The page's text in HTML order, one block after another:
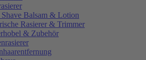
Balsam & Lotion
Rasierer & Trimmer
& Zubehör